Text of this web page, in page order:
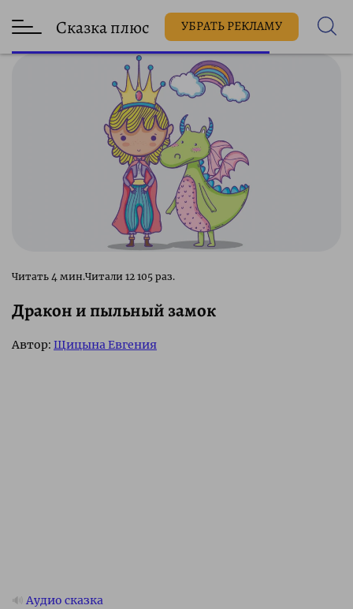
Сказка плюс УБРАТЬ РЕКЛАМУ
12 105 раз.
Дракон и пыльный замок
Автор: Щицына Евгения
🔊 Аудио сказка